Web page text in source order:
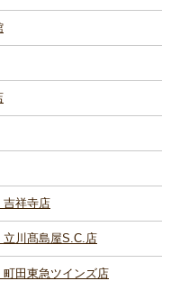
吉祥寺店
川髙島屋S.C.店
田東急ツインズ店